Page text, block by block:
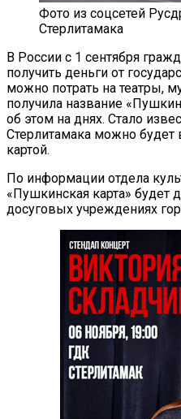
Фото из соцсетей
Стерлитамака
В России с 1 сентября
получить деньги от
можно потрать на театры,
получила название
об этом на днях. Стало
Стерлитамака можно будет
картой.
По информации отдела
«Пушкинская карта» будет
досуговых учреждениях